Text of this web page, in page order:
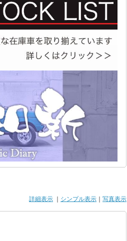
詳細表示 シンプル表示 写真表示